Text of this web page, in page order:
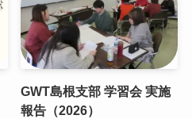
GWT島根支部 学習会 実施
報告（2026）